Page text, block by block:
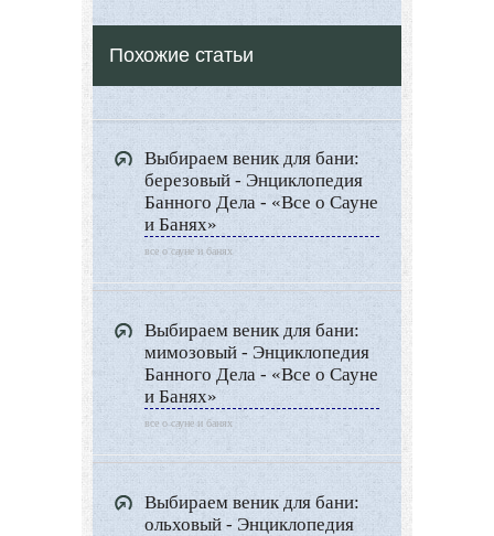
Серные бани
Все о Сауне и Банях
Дизайн Саун
Типы Бань
Экстерьер
Декор
Двор и сад
Архитектура
Дизайн интерьера
Ландшафтный дизайн
LIMITED EDITION
Видео новости
Дизайн разное
Другие услуги
Похожие статьи
Выбираем веник для бани:
березовый - Энциклопедия
Банного Дела - «Все о Сауне
и Банях»
все о сауне и банях
Выбираем веник для бани:
мимозовый - Энциклопедия
Банного Дела - «Все о Сауне
и Банях»
все о сауне и банях
Выбираем веник для бани:
ольховый - Энциклопедия